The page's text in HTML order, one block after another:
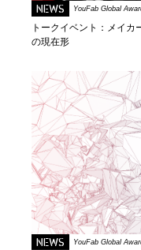
NEWS YouFab Global
トークイベント：メイ
の現在形
NEWS YouFab Global